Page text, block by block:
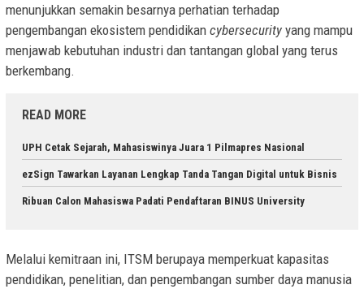
menunjukkan semakin besarnya perhatian terhadap
pengembangan ekosistem pendidikan cybersecurity yang mampu
menjawab kebutuhan industri dan tantangan global yang terus
berkembang.
READ MORE
UPH Cetak Sejarah, Mahasiswinya Juara 1 Pilmapres Nasional
ezSign Tawarkan Layanan Lengkap Tanda Tangan Digital untuk Bisnis
Ribuan Calon Mahasiswa Padati Pendaftaran BINUS University
Melalui kemitraan ini, ITSM berupaya memperkuat kapasitas
pendidikan, penelitian, dan pengembangan sumber daya manusia